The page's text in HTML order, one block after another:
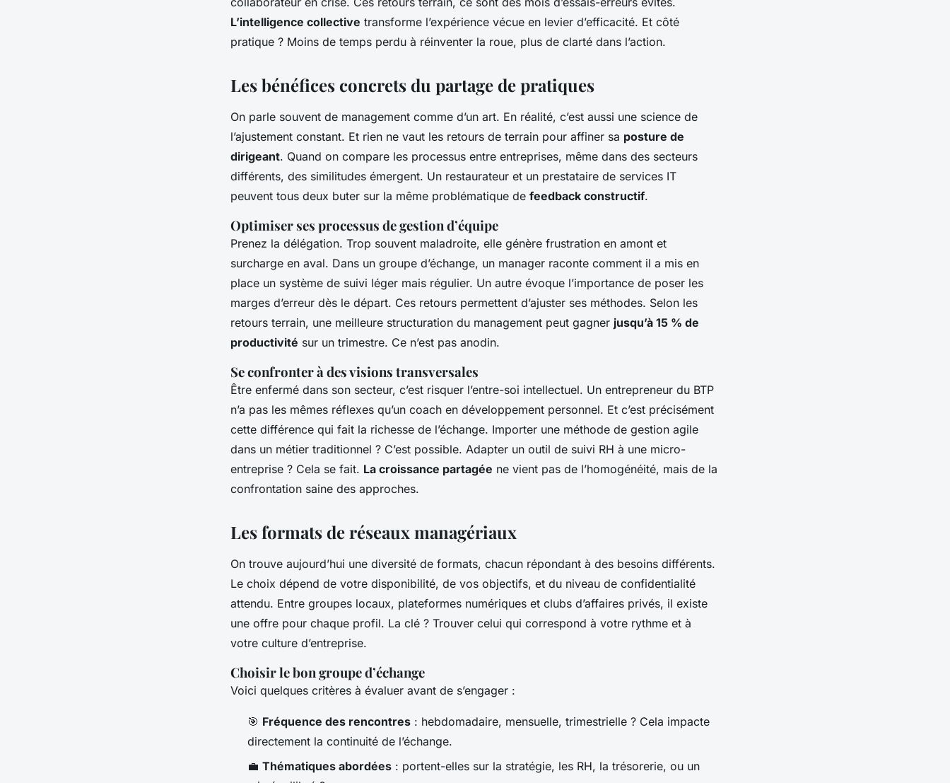
L’intelligence collective transforme l’expérience vécue en levier d’efficacité. Et côté
pratique ? Moins de temps perdu à réinventer la roue, plus de clarté dans l’action.
Les bénéfices concrets du partage de pratiques
On parle souvent de management comme d’un art. En réalité, c’est aussi une science de
l’ajustement constant. Et rien ne vaut les retours de terrain pour affiner sa posture de
dirigeant. Quand on compare les processus entre entreprises, même dans des secteurs
différents, des similitudes émergent. Un restaurateur et un prestataire de services IT
peuvent tous deux buter sur la même problématique de feedback constructif.
Optimiser ses processus de gestion d’équipe
Prenez la délégation. Trop souvent maladroite, elle génère frustration en amont et
surcharge en aval. Dans un groupe d’échange, un manager raconte comment il a mis en
place un système de suivi léger mais régulier. Un autre évoque l’importance de poser les
marges d’erreur dès le départ. Ces retours permettent d’ajuster ses méthodes. Selon les
retours terrain, une meilleure structuration du management peut gagner jusqu’à 15 % de
productivité sur un trimestre. Ce n’est pas anodin.
Se confronter à des visions transversales
Être enfermé dans son secteur, c’est risquer l’entre-soi intellectuel. Un entrepreneur du BTP
n’a pas les mêmes réflexes qu’un coach en développement personnel. Et c’est précisément
cette différence qui fait la richesse de l’échange. Importer une méthode de gestion agile
dans un métier traditionnel ? C’est possible. Adapter un outil de suivi RH à une micro-
entreprise ? Cela se fait. La croissance partagée ne vient pas de l’homogénéité, mais de la
confrontation saine des approches.
Les formats de réseaux managériaux
On trouve aujourd’hui une diversité de formats, chacun répondant à des besoins différents.
Le choix dépend de votre disponibilité, de vos objectifs, et du niveau de confidentialité
attendu. Entre groupes locaux, plateformes numériques et clubs d’affaires privés, il existe
une offre pour chaque profil. La clé ? Trouver celui qui correspond à votre rythme et à
votre culture d’entreprise.
Choisir le bon groupe d’échange
Voici quelques critères à évaluer avant de s’engager :
🎯 Fréquence des rencontres : hebdomadaire, mensuelle, trimestrielle ? Cela impacte
directement la continuité de l’échange.
💼 Thématiques abordées : portent-elles sur la stratégie, les RH, la trésorerie, ou un